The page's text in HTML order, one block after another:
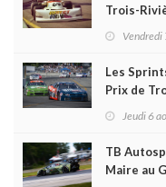
Trois-
Les
Prix de
Jeudi 6
TB
Maire au